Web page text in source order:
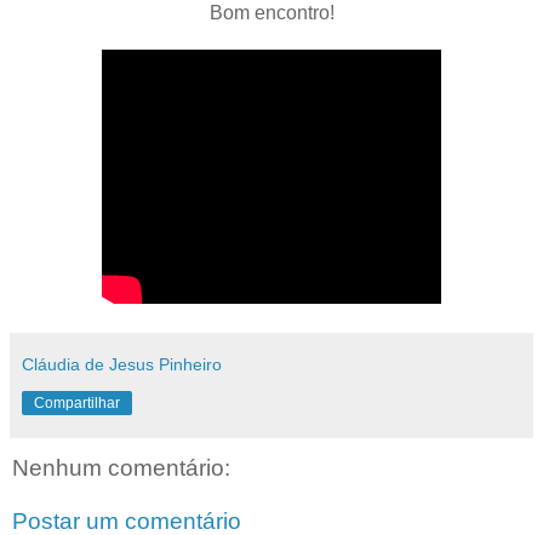
Bom encontro!
Cláudia de Jesus Pinheiro
Compartilhar
Nenhum comentário:
Postar um comentário